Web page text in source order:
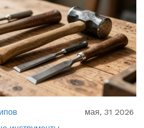
мая, 31 2026